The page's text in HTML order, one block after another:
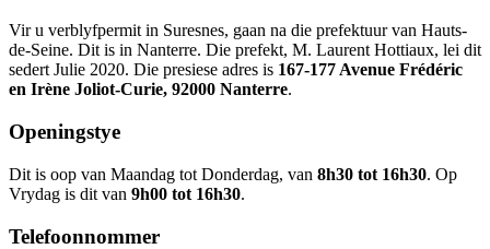
Vir u verblyfpermit in Suresnes, gaan na die prefektuur van Hauts-
de-Seine. Dit is in Nanterre. Die prefekt, M. Laurent Hottiaux, lei dit
sedert Julie 2020. Die presiese adres is 167-177 Avenue Frédéric
en Irène Joliot-Curie, 92000 Nanterre.
Openingstye
Dit is oop van Maandag tot Donderdag, van 8h30 tot 16h30. Op
Vrydag is dit van 9h00 tot 16h30.
Telefoonnommer